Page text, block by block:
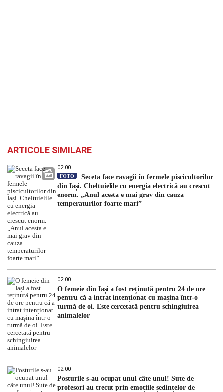
ARTICOLE SIMILARE
02:00
FOTO
Seceta face ravagii în fermele piscicultorilor
din Iași. Cheltuielile cu energia electrică au crescut
enorm. „Anul acesta e mai grav din cauza
temperaturilor foarte mari”
02:00
O femeie din Iași a fost reținută pentru 24 de ore
pentru că a intrat intenționat cu mașina într-o
turmă de oi. Este cercetată pentru schingiuirea
animalelor
02:00
Posturile s-au ocupat unul câte unul! Sute de
profesori au trecut prin emoțiile ședințelor de